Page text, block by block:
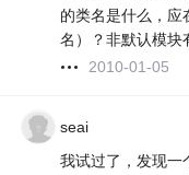
的类名是什么，应
名）？非默认模块
2010-01-05
seai
我试过了，发现一